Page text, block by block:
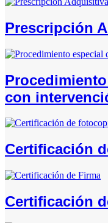
Prescripción
con
Certificación
Certificación